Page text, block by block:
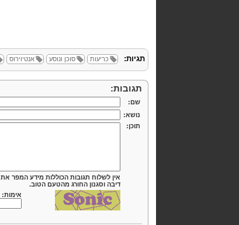
תגיות: כריעות סוכן ונוסע אנטיוירוס
תגובות:
שם:
נושא:
תוכן:
אין לשלוח תגובות הכוללות מידע המפר את
דיבה וסגנון החורג מהטעם הטוב.
אימות: